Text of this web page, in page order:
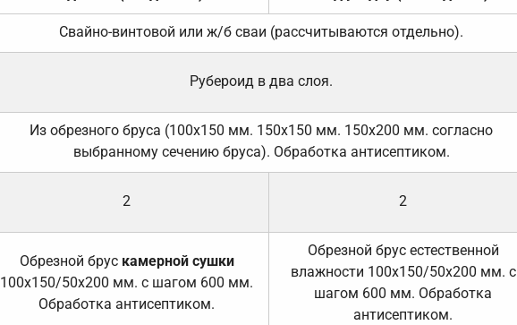
Свайно-винтовой или ж/б сваи (рассчитываются отдельно).
Рубероид в два слоя.
Из обрезного бруса (100х150 мм. 150х150 мм. 150х200 мм. согласно
выбранному сечению бруса). Обработка антисептиком.
2 2
Обрезной брус камерной сушки
100х150/50х200 мм. с шагом 600 мм.
Обработка антисептиком.
Обрезной брус естественной
влажности 100х150/50х200 мм. с
шагом 600 мм. Обработка
антисептиком.